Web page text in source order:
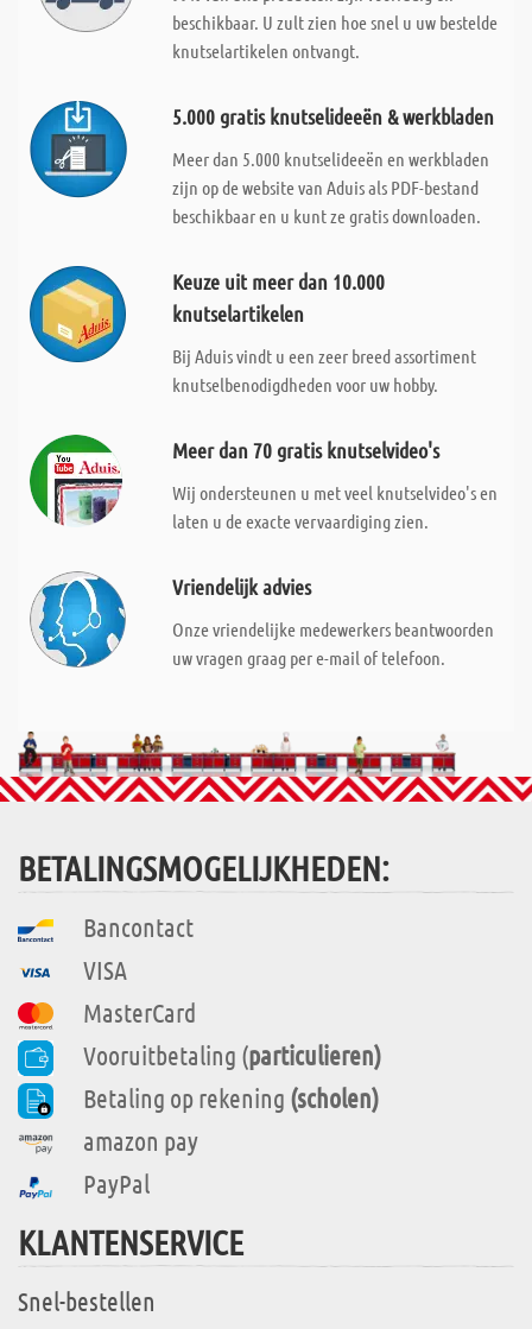
beschikbaar. U zult zien hoe snel u uw bestelde
knutselartikelen ontvangt.
5.000 gratis knutselideeën & werkbladen
Meer dan 5.000 knutselideeën en werkbladen
zijn op de website van Aduis als PDF-bestand
beschikbaar en u kunt ze gratis downloaden.
Keuze uit meer dan 10.000
knutselartikelen
Bij Aduis vindt u een zeer breed assortiment
knutselbenodigdheden voor uw hobby.
Meer dan 70 gratis knutselvideo's
Wij ondersteunen u met veel knutselvideo's en
laten u de exacte vervaardiging zien.
Vriendelijk advies
Onze vriendelijke medewerkers beantwoorden
uw vragen graag per e-mail of telefoon.
BETALINGSMOGELIJKHEDEN:
Bancontact
VISA
MasterCard
Vooruitbetaling (particulieren)
Betaling op rekening (scholen)
amazon pay
PayPal
KLANTENSERVICE
Snel-bestellen